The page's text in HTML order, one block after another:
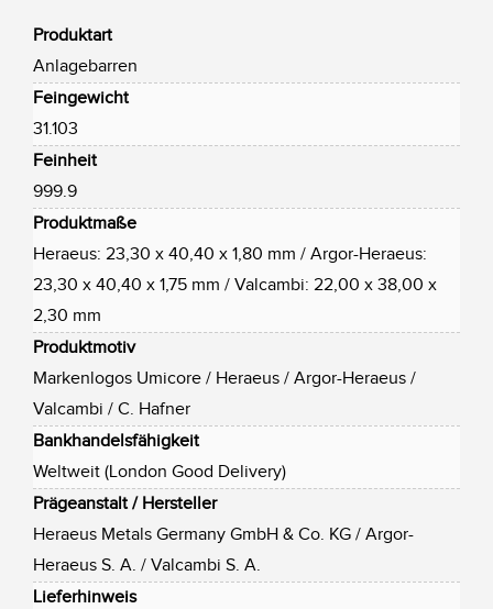
Produktart
Anlagebarren
Feingewicht
31.103
Feinheit
999.9
Produktmaße
Heraeus: 23,30 x 40,40 x 1,80 mm / Argor-Heraeus:
23,30 x 40,40 x 1,75 mm / Valcambi: 22,00 x 38,00 x
2,30 mm
Produktmotiv
Markenlogos Umicore / Heraeus / Argor-Heraeus /
Valcambi / C. Hafner
Bankhandelsfähigkeit
Weltweit (London Good Delivery)
Prägeanstalt / Hersteller
Heraeus Metals Germany GmbH & Co. KG / Argor-
Heraeus S. A. / Valcambi S. A.
Lieferhinweis